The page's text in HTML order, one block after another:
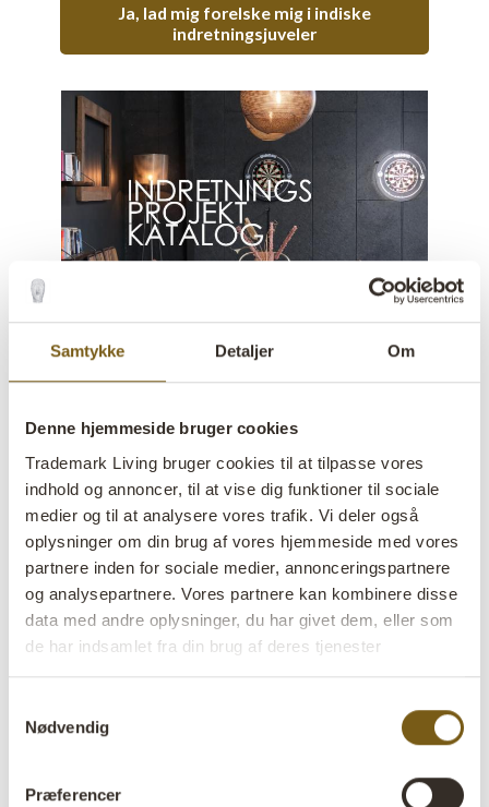
Samtykke Detaljer Om
Denne hjemmeside bruger cookies
Trademark Living bruger cookies til at tilpasse vores
indhold og annoncer, til at vise dig funktioner til sociale
medier og til at analysere vores trafik. Vi deler også
oplysninger om din brug af vores hjemmeside med vores
partnere inden for sociale medier, annonceringspartnere
og analysepartnere. Vores partnere kan kombinere disse
data med andre oplysninger, du har givet dem, eller som
de har indsamlet fra din brug af deres tjenester
Nødvendig
Præferencer
Ja, lad mig forelske mig i indiske
indretningsjuveler
Lad dig inspirere
Få idéer til din næste indretning i vores katalog
fyldt med inspirerende fotos fra vores kunders
indretningsprojekter.
Lad mig bladre i indretning fra